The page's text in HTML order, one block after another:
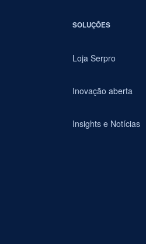
SOLUÇÕES
Loja Serpro
Inovação aberta
Insights e Notícias